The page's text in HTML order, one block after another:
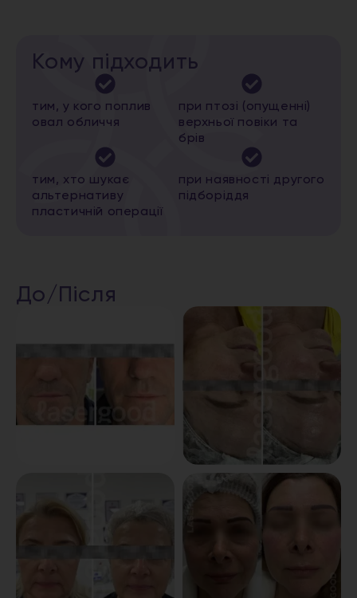
Кому підходить
тим, у кого поплив
овал обличчя
при птозі (опущенні)
верхньої повіки та
брів
тим, хто шукає
альтернативу
пластичній операції
при наявності другого
підборіддя
До/Після